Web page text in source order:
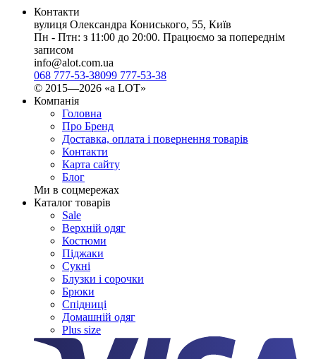
Контакти
вулиця Олександра Кониського, 55, Київ
Пн - Птн: з 11:00 до 20:00. Працюємо за попереднім
записом
info@alot.com.ua
068 777-53-38099 777-53-38
© 2015—2026 «а LOT»
Компанія
Головна
Про Бренд
Доставка, оплата і повернення товарів
Контакти
Карта сайту
Блог
Ми в соцмережах
Каталог товарів
Sale
Верхній одяг
Костюми
Піджаки
Сукні
Блузки і сорочки
Брюки
Спідниці
Домашній одяг
Plus size